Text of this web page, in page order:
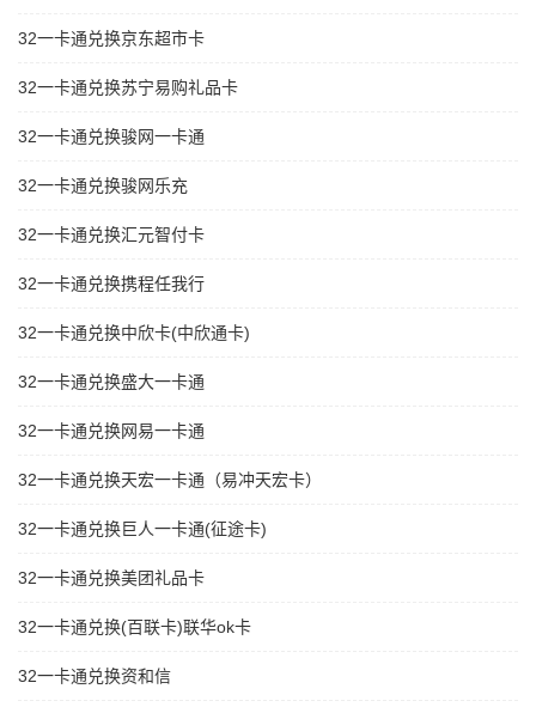
32一卡通兑换京东超市卡
32一卡通兑换苏宁易购礼品卡
32一卡通兑换骏网一卡通
32一卡通兑换骏网乐充
32一卡通兑换汇元智付卡
32一卡通兑换携程任我行
32一卡通兑换中欣卡(中欣通卡)
32一卡通兑换盛大一卡通
32一卡通兑换网易一卡通
32一卡通兑换天宏一卡通（易冲天宏卡）
32一卡通兑换巨人一卡通(征途卡)
32一卡通兑换美团礼品卡
32一卡通兑换(百联卡)联华ok卡
32一卡通兑换资和信